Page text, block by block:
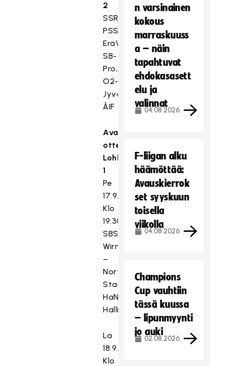
2
SSRA,
PSS,
EräViikingit,
SB-
Pro,
O2-
Jyväskylä,
ÅIF
Avausviikonlopun
otteluita
Lohko
1
Pe
17.9.2021
Klo
19:30
SBS
Wirmo
–
Northern
Stars,
HaNi-
Halli
La
18.9.2021
Klo
n varsinainen
kokous
marraskuuss
a – näin
tapahtuvat
ehdokasasett
elu ja
valinnat
04.08.2026
F-liigan alku
häämöttää:
Avauskierrok
set syyskuun
toisella
viikolla
04.08.2026
Champions
Cup vauhtiin
tässä kuussa
– lipunmyynti
jo auki
02.08.2026